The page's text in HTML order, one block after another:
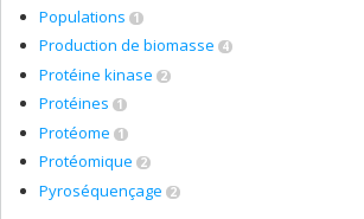
Populations 1
Production de biomasse 4
Protéine kinase 2
Protéines 1
Protéome 1
Protéomique 2
Pyroséquençage 2